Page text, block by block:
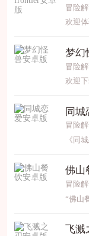
冒险
梦幻
冒险
同城
冒险
佛山
冒险
飞